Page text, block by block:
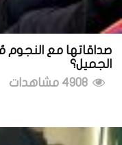
صداقاتها مع النجوم
الجميل؟